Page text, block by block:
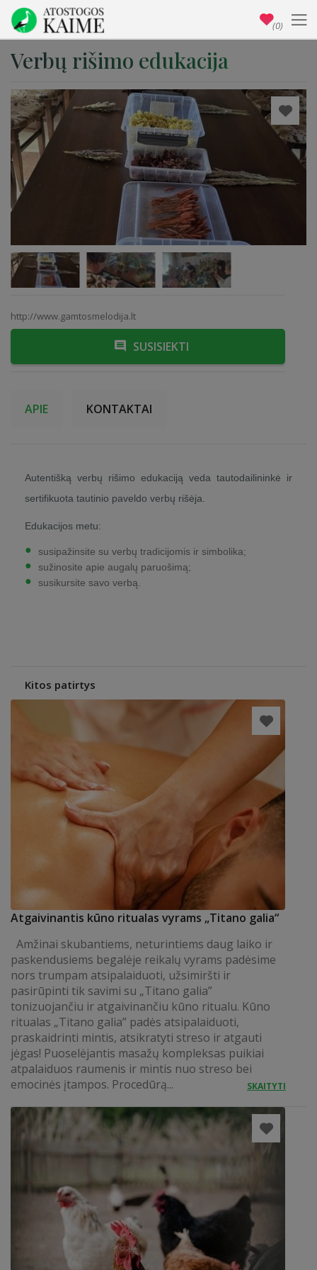
Verbų rišimo edukacija
http://www.gamtosmelodija.lt
SUSISIEKTI
APIE KONTAKTAI
Autentišką verbų rišimo edukaciją veda tautodailininkė ir
sertifikuota tautinio paveldo verbų rišėja.
Edukacijos metu:
susipažinsite su verbų tradicijomis ir simbolika;
sužinosite apie augalų paruošimą;
susikursite savo verbą.
Kitos patirtys
Atgaivinantis kūno ritualas vyrams „Titano galia“
Amžinai skubantiems, neturintiems daug laiko ir
paskendusiems begalėje reikalų vyrams padėsime
nors trumpam atsipalaiduoti, užsimiršti ir
pasirūpinti tik savimi su „Titano galia”
tonizuojančiu ir atgaivinančiu kūno ritualu. Kūno
ritualas „Titano galia” padės atsipalaiduoti,
praskaidrinti mintis, atsikratyti streso ir atgauti
jėgas! Puoselėjantis masažų kompleksas puikiai
atpalaiduos raumenis ir mintis nuo streso bei
emocinės įtampos. Procedūrą...
SKAITYTI
(0)